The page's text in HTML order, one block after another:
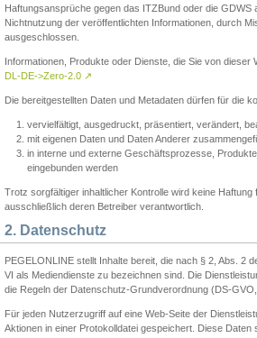
Haftungsansprüche gegen das ITZBund oder die
Nichtnutzung der veröffentlichten Informationen, durch
ausgeschlossen.
Informationen, Produkte oder Dienste, die Sie von
DL-DE->Zero-2.0 ↗
Die bereitgestellten Daten und Metadaten dürfen für die
vervielfältigt, ausgedruckt, präsentiert, verändert,
mit eigenen Daten und Daten Anderer
in interne und externe Geschäftsprozesse,
eingebunden werden
Trotz sorgfältiger inhaltlicher Kontrolle wird keine
ausschließlich deren Betreiber verantwortlich.
2. Datenschutz
PEGELONLINE stellt Inhalte bereit, die nach § 2, Abs. 2
VI als Mediendienste zu bezeichnen sind. Die
die Regeln der Datenschutz-Grundverordnung (DS-
Für jeden Nutzerzugriff auf eine Web-Seite der
Aktionen in einer Protokolldatei gespeichert. Diese